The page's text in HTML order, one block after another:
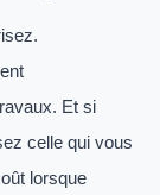
Et si
celle qui vous
lorsque